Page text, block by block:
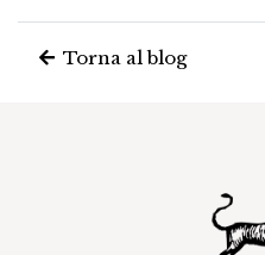
Torna al blog